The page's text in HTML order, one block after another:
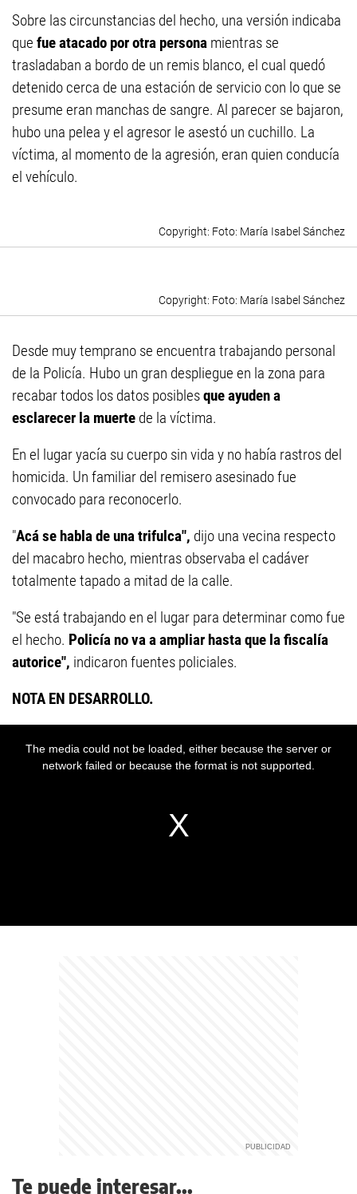
Sobre las circunstancias del hecho, una versión indicaba
que fue atacado por otra persona mientras se
trasladaban a bordo de un remis blanco, el cual quedó
detenido cerca de una estación de servicio con lo que se
presume eran manchas de sangre. Al parecer se bajaron,
hubo una pelea y el agresor le asestó un cuchillo. La
víctima, al momento de la agresión, eran quien conducía
el vehículo.
Foto: María Isabel Sánchez
Foto: María Isabel Sánchez
Desde muy temprano se encuentra trabajando personal
de la Policía. Hubo un gran despliegue en la zona para
recabar todos los datos posiblesque ayuden a
esclarecer la muerte de la víctima.
En el lugar yacía su cuerpo sin vida y no había rastros del
homicida. Un familiar del remisero asesinado fue
convocado para reconocerlo.
"Acá se habla de una trifulca", dijo una vecina respecto
del macabro hecho, mientras observaba el cadáver
totalmente tapado a mitad de la calle.
"Se está trabajando en el lugar para determinar como fue
el hecho. Policía no va a ampliar hasta que la fiscalía
autorice", indicaron fuentes policiales.
NOTA EN DESARROLLO.
Te puede interesar...